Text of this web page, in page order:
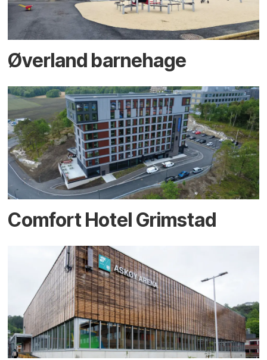
Øverland barnehage
Comfort Hotel Grimstad